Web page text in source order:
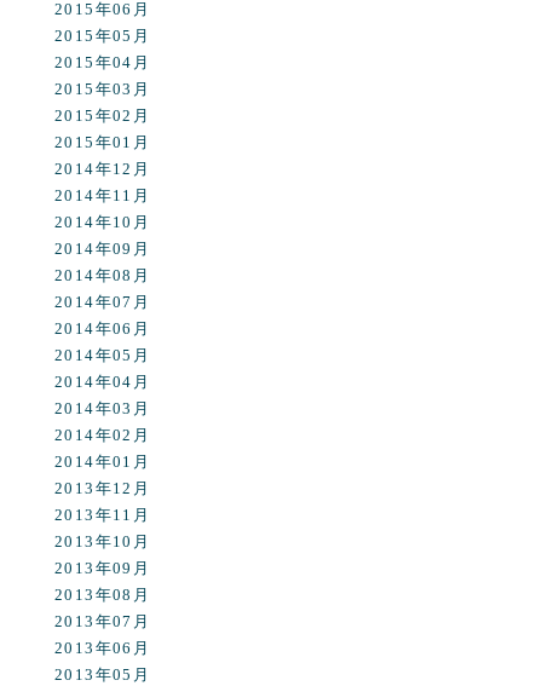
2015年06月
2015年05月
2015年04月
2015年03月
2015年02月
2015年01月
2014年12月
2014年11月
2014年10月
2014年09月
2014年08月
2014年07月
2014年06月
2014年05月
2014年04月
2014年03月
2014年02月
2014年01月
2013年12月
2013年11月
2013年10月
2013年09月
2013年08月
2013年07月
2013年06月
2013年05月